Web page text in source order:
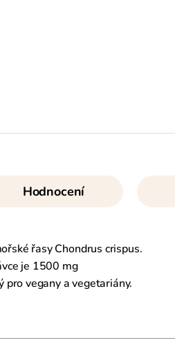
Hodnocení
řasy Chondrus crispus.
je 1500 mg
pro vegany a vegetariány.